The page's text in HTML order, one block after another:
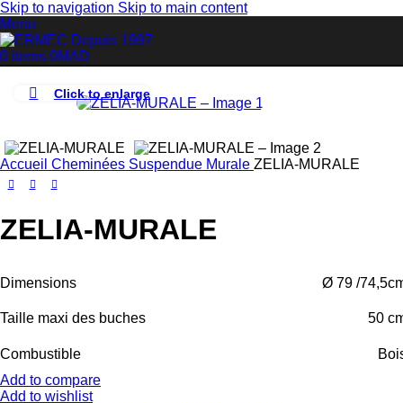
Skip to navigation Skip to main content
Menu
0 items 0MAD
Click to enlarge
Accueil Cheminées Suspendue Murale ZELIA-MURALE
ZELIA-MURALE
Dimensions Ø 79 /
Taille maxi des buches 50
Combustible
Add to compare
Add to wishlist